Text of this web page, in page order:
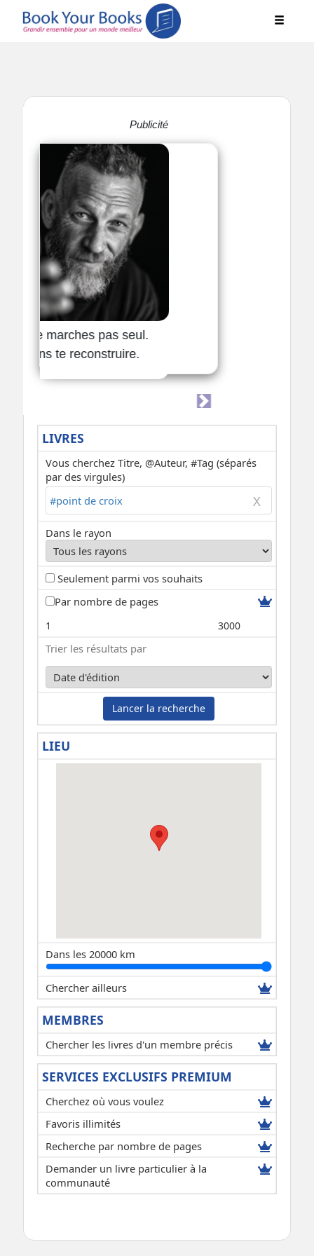
LIVRES
Vous cherchez Titre, @Auteur, #Tag (séparés
par des virgules)
Dans le rayon
Seulement parmi vos souhaits
Par nombre de pages
1 3000
Trier les résultats par
Lancer la recherche
LIEU
Dans les 20000 km
Chercher ailleurs
MEMBRES
Chercher les livres d'un membre précis
SERVICES EXCLUSIFS PREMIUM
Cherchez où vous voulez
Favoris illimités
Recherche par nombre de pages
Demander un livre particulier à la
communauté